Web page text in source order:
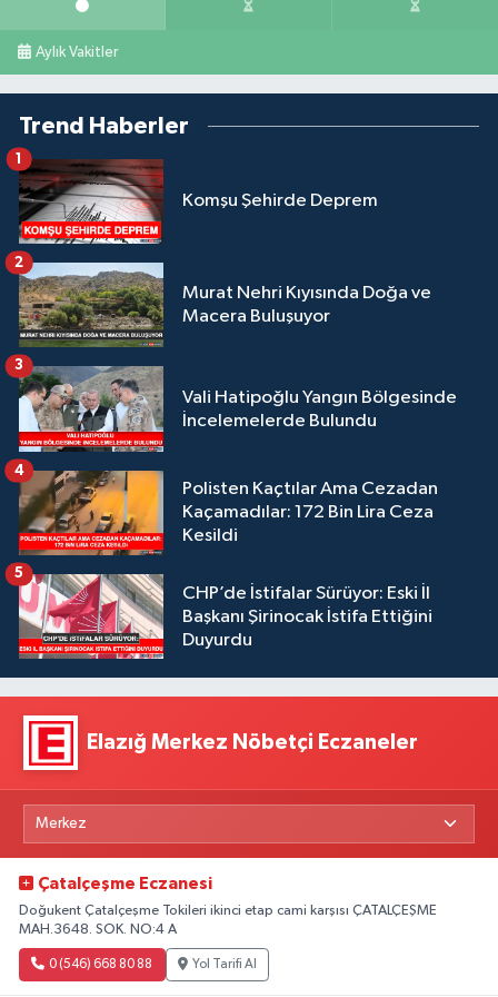
Aylık Vakitler
Trend Haberler
Komşu Şehirde Deprem
1
Murat Nehri Kıyısında Doğa ve
Macera Buluşuyor
2
Vali Hatipoğlu Yangın Bölgesinde
İncelemelerde Bulundu
3
Polisten Kaçtılar Ama Cezadan
Kaçamadılar: 172 Bin Lira Ceza
Kesildi
4
CHP’de İstifalar Sürüyor: Eski İl
Başkanı Şirinocak İstifa Ettiğini
Duyurdu
5
Elazığ Merkez Nöbetçi Eczaneler
Çatalçeşme Eczanesi
Doğukent Çatalçeşme Tokileri ikinci etap cami karşısı ÇATALÇEŞME
MAH.3648. SOK. NO:4 A
0 (546) 668 80 88 Yol Tarifi Al